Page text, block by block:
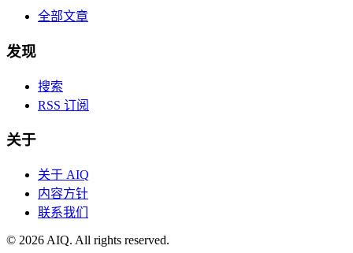
全部文章
发现
搜索
RSS 订阅
关于
关于 AIQ
内容方针
联系我们
© 2026 AIQ. All rights reserved.